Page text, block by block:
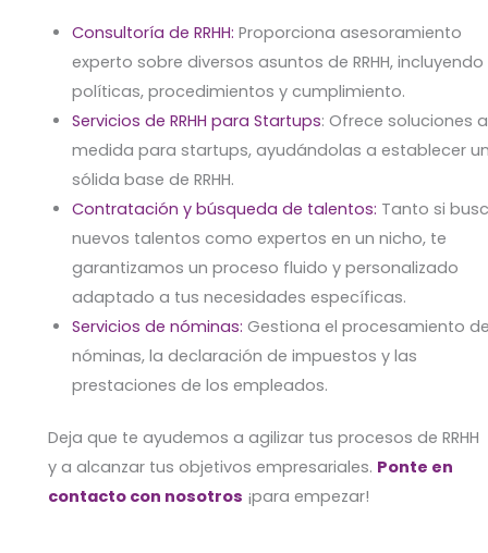
Consultoría de RRHH: Proporciona asesoramiento
experto sobre diversos asuntos de RRHH, incluyendo
políticas, procedimientos y cumplimiento.
Servicios de RRHH para Startups: Ofrece soluciones a
medida para startups, ayudándolas a establecer
sólida base de RRHH.
Contratación y búsqueda de talentos: Tanto si
nuevos talentos como expertos en un nicho, te
garantizamos un proceso fluido y personalizado
adaptado a tus necesidades específicas.
Servicios de nóminas: Gestiona el procesamiento
nóminas, la declaración de impuestos y las
prestaciones de los empleados.
Deja que te ayudemos a agilizar tus procesos de RRHH
y a alcanzar tus objetivos empresariales. Ponte en
contacto con nosotros ¡para empezar!